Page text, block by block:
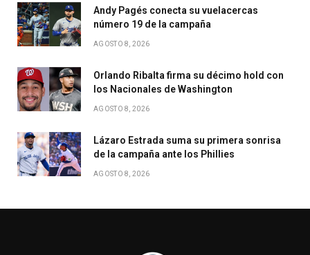
Andy Pagés conecta su vuelacercas
número 19 de la campaña
AGOSTO 8, 2026
Orlando Ribalta firma su décimo hold con
los Nacionales de Washington
AGOSTO 8, 2026
Lázaro Estrada suma su primera sonrisa
de la campaña ante los Phillies
AGOSTO 8, 2026